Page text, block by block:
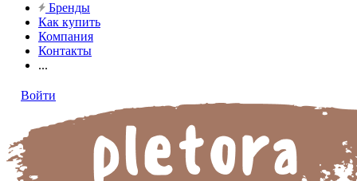
Бренды
Как купить
Компания
Контакты
...
Войти